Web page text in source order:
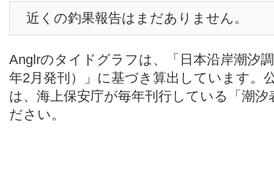
近くの釣果報告はまだありません。
Anglrのタイドグラフは、「日本沿岸潮汐
年2月発刊）」に基づき算出しています。
は、海上保安庁が毎年刊行している「潮
ださい。